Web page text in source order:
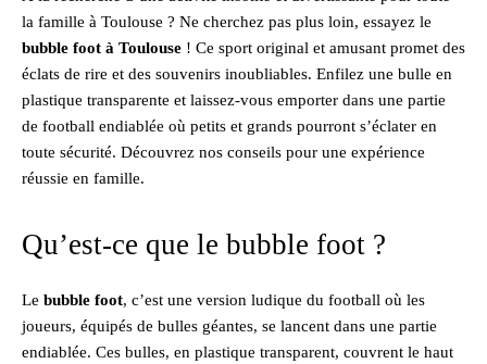
la famille à Toulouse ? Ne cherchez pas plus loin, essayez le
bubble foot à Toulouse ! Ce sport original et amusant promet des
éclats de rire et des souvenirs inoubliables. Enfilez une bulle en
plastique transparente et laissez-vous emporter dans une partie
de football endiablée où petits et grands pourront s’éclater en
toute sécurité. Découvrez nos conseils pour une expérience
réussie en famille.
Qu’est-ce que le bubble foot ?
Le bubble foot, c’est une version ludique du football où les
joueurs, équipés de bulles géantes, se lancent dans une partie
endiablée. Ces bulles, en plastique transparent, couvrent le haut